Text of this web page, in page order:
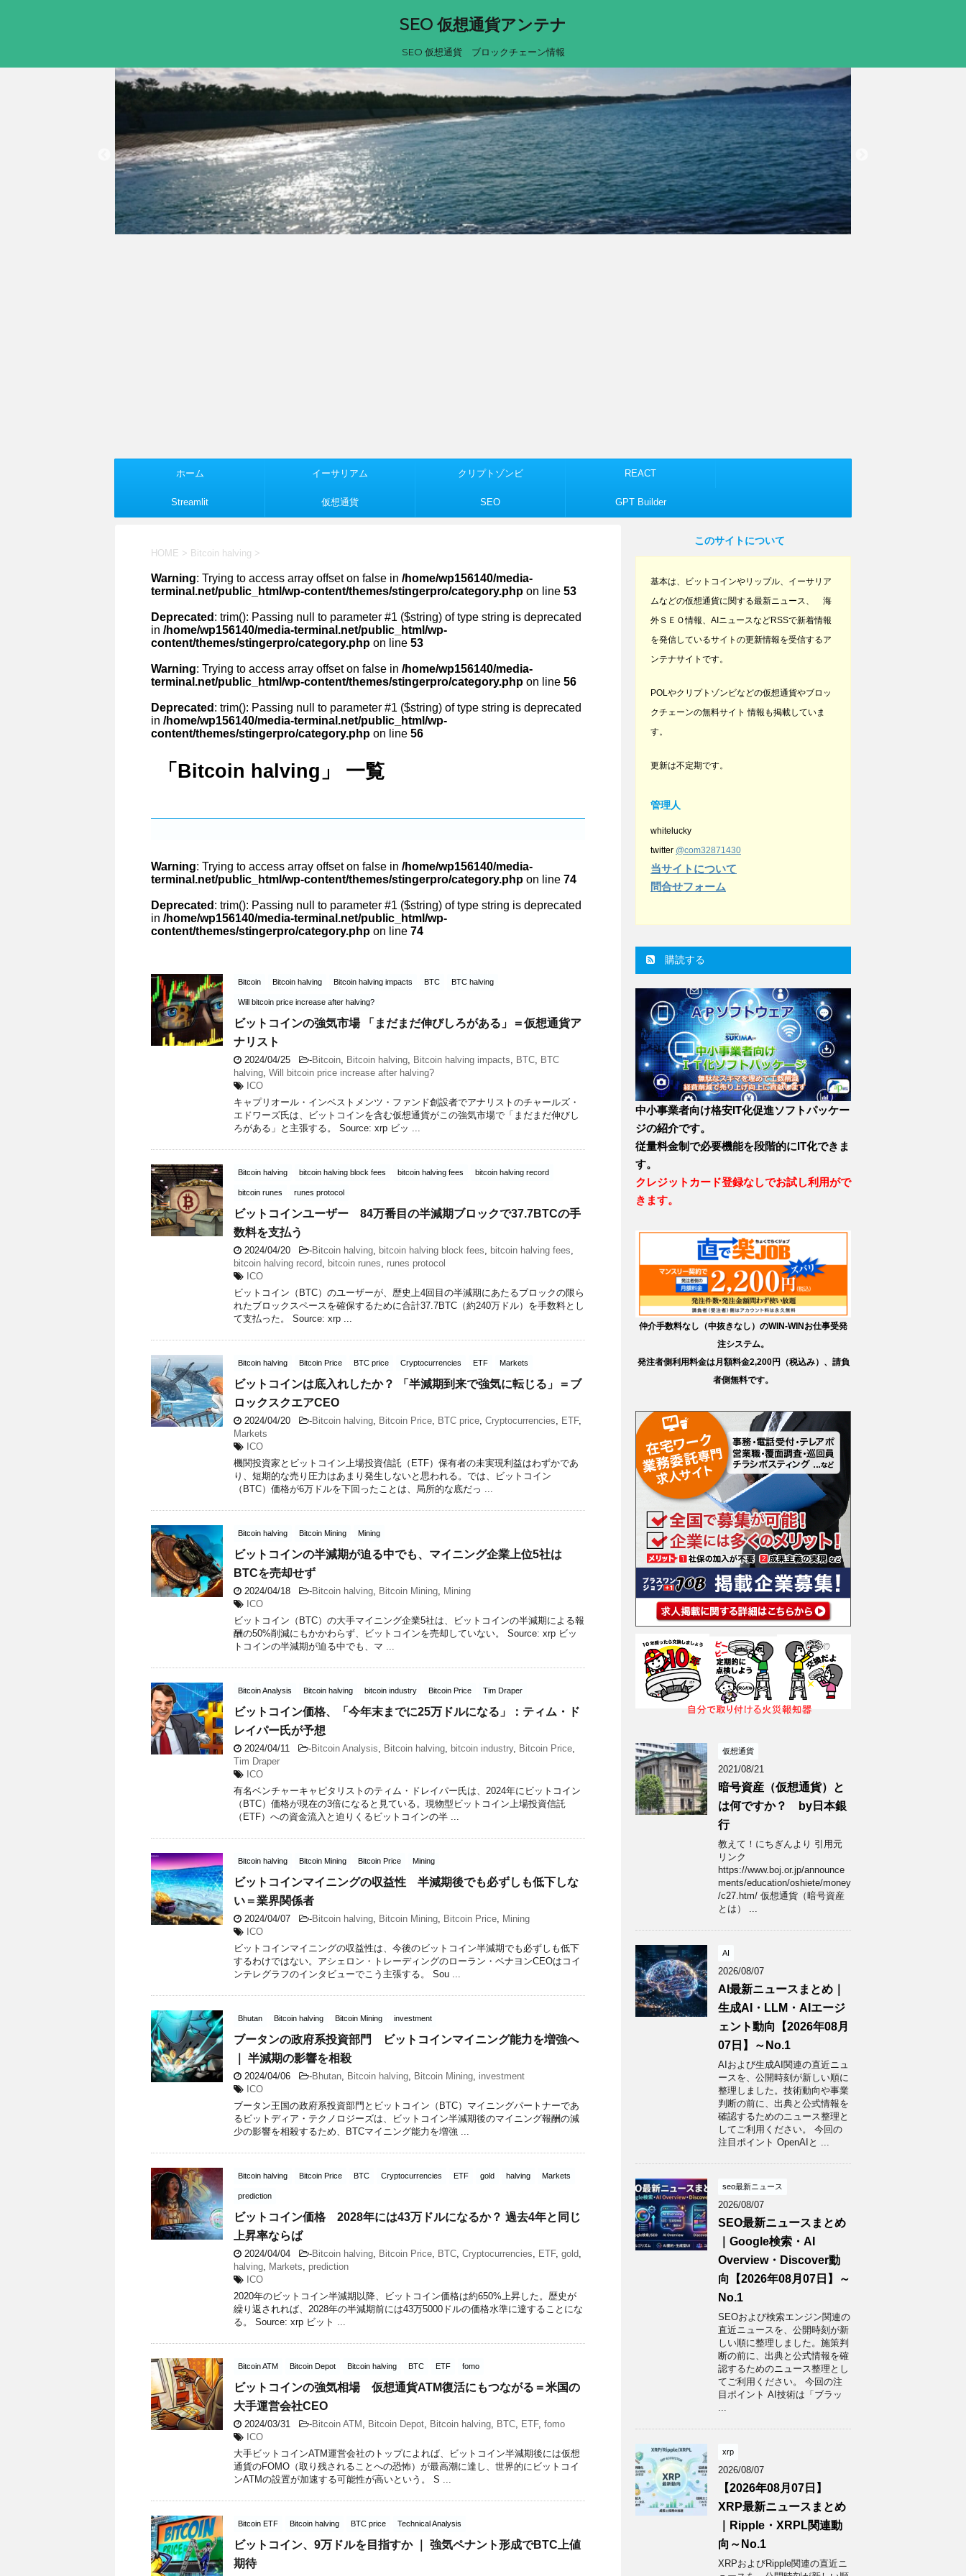
SEO 仮想通貨アンテナ
SEO 仮想通貨 ブロックチェーン情報
ホーム イーサリアム クリプトゾンビ REACT
Streamlit 仮想通貨 SEO GPT Builder
HOME > Bitcoin halving >
Warning: Trying to access array offset on false in /home/wp156140/media-
terminal.net/public_html/wp-content/themes/stingerpro/category.php on line 53
Deprecated : trim(): Passing null to parameter #1 ($string) of type string is deprecated
in /home/wp156140/media-terminal.net/public_html/wp-
content/themes/stingerpro/category.php on line 53
Warning: Trying to access array offset on false in /home/wp156140/media-
terminal.net/public_html/wp-content/themes/stingerpro/category.php on line 56
Deprecated : trim(): Passing null to parameter #1 ($string) of type string is deprecated
in /home/wp156140/media-terminal.net/public_html/wp-
content/themes/stingerpro/category.php on line 56
「Bitcoin halving」 一覧
Warning: Trying to access array offset on false in /home/wp156140/media-
terminal.net/public_html/wp-content/themes/stingerpro/category.php on line 74
Deprecated : trim(): Passing null to parameter #1 ($string) of type string is deprecated
in /home/wp156140/media-terminal.net/public_html/wp-
content/themes/stingerpro/category.php on line 74
Bitcoin Bitcoin halving Bitcoin halving impacts BTC BTC halving
Will bitcoin price increase after halving?
ビットコインの強気市場 「まだまだ伸びしろがある」＝仮想通貨ア
ナリスト
2024/04/25 -Bitcoin, Bitcoin halving, Bitcoin halving impacts, BTC, BTC
halving, Will bitcoin price increase after halving?
ICO
キャプリオール・インベストメンツ・ファンド創設者でアナリストのチャールズ・
エドワーズ氏は、ビットコインを含む仮想通貨がこの強気市場で「まだまだ伸びし
ろがある」と主張する。 Source: xrp ビッ ...
Bitcoin halving bitcoin halving block fees bitcoin halving fees bitcoin halving record
bitcoin runes runes protocol
ビットコインユーザー 84万番目の半減期ブロックで37.7BTCの手
数料を支払う
2024/04/20 -Bitcoin halving, bitcoin halving block fees, bitcoin halving fees,
bitcoin halving record, bitcoin runes, runes protocol
ICO
ビットコイン（BTC）のユーザーが、歴史上4回目の半減期にあたるブロックの限ら
れたブロックスペースを確保するために合計37.7BTC（約240万ドル）を手数料とし
て支払った。 Source: xrp ...
Bitcoin halving Bitcoin Price BTC price Cryptocurrencies ETF Markets
ビットコインは底入れしたか？ 「半減期到来で強気に転じる」＝ブ
ロックスクエアCEO
2024/04/20 -Bitcoin halving, Bitcoin Price, BTC price, Cryptocurrencies, ETF,
Markets
ICO
機関投資家とビットコイン上場投資信託（ETF）保有者の未実現利益はわずかであ
り、短期的な売り圧力はあまり発生しないと思われる。では、ビットコイン
（BTC）価格が6万ドルを下回ったことは、局所的な底だっ ...
Bitcoin halving Bitcoin Mining Mining
ビットコインの半減期が迫る中でも、マイニング企業上位5社は
BTCを売却せず
2024/04/18 -Bitcoin halving, Bitcoin Mining, Mining
ICO
ビットコイン（BTC）の大手マイニング企業5社は、ビットコインの半減期による報
酬の50%削減にもかかわらず、ビットコインを売却していない。 Source: xrp ビッ
トコインの半減期が迫る中でも、マ ...
Bitcoin Analysis Bitcoin halving bitcoin industry Bitcoin Price Tim Draper
ビットコイン価格、「今年末までに25万ドルになる」：ティム・ド
レイパー氏が予想
2024/04/11 -Bitcoin Analysis, Bitcoin halving, bitcoin industry, Bitcoin Price,
Tim Draper
ICO
有名ベンチャーキャピタリストのティム・ドレイパー氏は、2024年にビットコイン
（BTC）価格が現在の3倍になると見ている。現物型ビットコイン上場投資信託
（ETF）への資金流入と迫りくるビットコインの半 ...
Bitcoin halving Bitcoin Mining Bitcoin Price Mining
ビットコインマイニングの収益性 半減期後でも必ずしも低下しな
い＝業界関係者
2024/04/07 -Bitcoin halving, Bitcoin Mining, Bitcoin Price, Mining
ICO
ビットコインマイニングの収益性は、今後のビットコイン半減期でも必ずしも低下
するわけではない。アシェロン・トレーディングのローラン・ベナヨンCEOはコイ
ンテレグラフのインタビューでこう主張する。 Sou ...
Bhutan Bitcoin halving Bitcoin Mining investment
ブータンの政府系投資部門 ビットコインマイニング能力を増強へ
｜ 半減期の影響を相殺
2024/04/06 -Bhutan, Bitcoin halving, Bitcoin Mining, investment
ICO
ブータン王国の政府系投資部門とビットコイン（BTC）マイニングパートナーであ
るビットディア・テクノロジーズは、ビットコイン半減期後のマイニング報酬の減
少の影響を相殺するため、BTCマイニング能力を増強 ...
Bitcoin halving Bitcoin Price BTC Cryptocurrencies ETF gold halving Markets
prediction
ビットコイン価格 2028年には43万ドルになるか？ 過去4年と同じ
上昇率ならば
2024/04/04 -Bitcoin halving, Bitcoin Price, BTC, Cryptocurrencies, ETF, gold,
halving, Markets, prediction
ICO
2020年のビットコイン半減期以降、ビットコイン価格は約650%上昇した。歴史が
繰り返されれば、2028年の半減期前には43万5000ドルの価格水準に達することにな
る。 Source: xrp ビット ...
Bitcoin ATM Bitcoin Depot Bitcoin halving BTC ETF fomo
ビットコインの強気相場 仮想通貨ATM復活にもつながる＝米国の
大手運営会社CEO
2024/03/31 -Bitcoin ATM , Bitcoin Depot, Bitcoin halving, BTC, ETF, fomo
ICO
大手ビットコインATM運営会社のトップによれば、ビットコイン半減期後には仮想
通貨のFOMO（取り残されることへの恐怖）が最高潮に達し、世界的にビットコイ
ンATMの設置が加速する可能性が高いという。 S ...
Bitcoin ETF Bitcoin halving BTC price Technical Analysis
ビットコイン、9万ドルを目指すか ｜ 強気ペナント形成でBTC上値
期待
このサイトについて
基本は、ビットコインやリップル、イーサリア
ムなどの仮想通貨に関する最新ニュース、 海
外ＳＥＯ情報、AIニュースなどRSSで新着情報
を発信しているサイトの更新情報を受信するア
ンテナサイトです。
POLやクリプトゾンビなどの仮想通貨やブロッ
クチェーンの無料サイト 情報も掲載していま
す。
更新は不定期です。
管理人
whitelucky
twitter @com32871430
当サイトについて
問合せフォーム
購読する
中小事業者向け格安IT化促進ソフトパッケー
ジの紹介です。
従量料金制で必要機能を段階的にIT化できま
す。
クレジットカード登録なしでお試し利用がで
きます。
仲介手数料なし（中抜きなし）のWIN-WINお仕事受発
注システム。
発注者側利用料金は月額料金2,200円（税込み）、請負
者側無料です。
仮想通貨
2021/08/21
暗号資産（仮想通貨）と
は何ですか？ by日本銀
行
教えて！にちぎんより 引用元
リンク
https://www.boj.or.jp/announce
ments/education/oshiete/money
/c27.htm/ 仮想通貨（暗号資産
とは） ...
AI
2026/08/07
AI最新ニュースまとめ｜
生成AI・LLM・AIエージ
ェント動向【2026年08月
07日】～No.1
AIおよび生成AI関連の直近ニュ
ースを、公開時刻が新しい順に
整理しました。技術動向や事業
判断の前に、出典と公式情報を
確認するためのニュース整理と
してご利用ください。 今回の
注目ポイント OpenAIと ...
seo最新ニュース
2026/08/07
SEO最新ニュースまとめ
｜Google検索・AI
Overview・Discover動
向【2026年08月07日】～
No.1
SEOおよび検索エンジン関連の
直近ニュースを、公開時刻が新
しい順に整理しました。施策判
断の前に、出典と公式情報を確
認するためのニュース整理とし
てご利用ください。 今回の注
目ポイント AI技術は「ブラッ
xrp
2026/08/07
【2026年08月07日】
XRP最新ニュースまとめ
｜Ripple・XRPL関連動
向～No.1
XRPおよびRipple関連の直近ニ